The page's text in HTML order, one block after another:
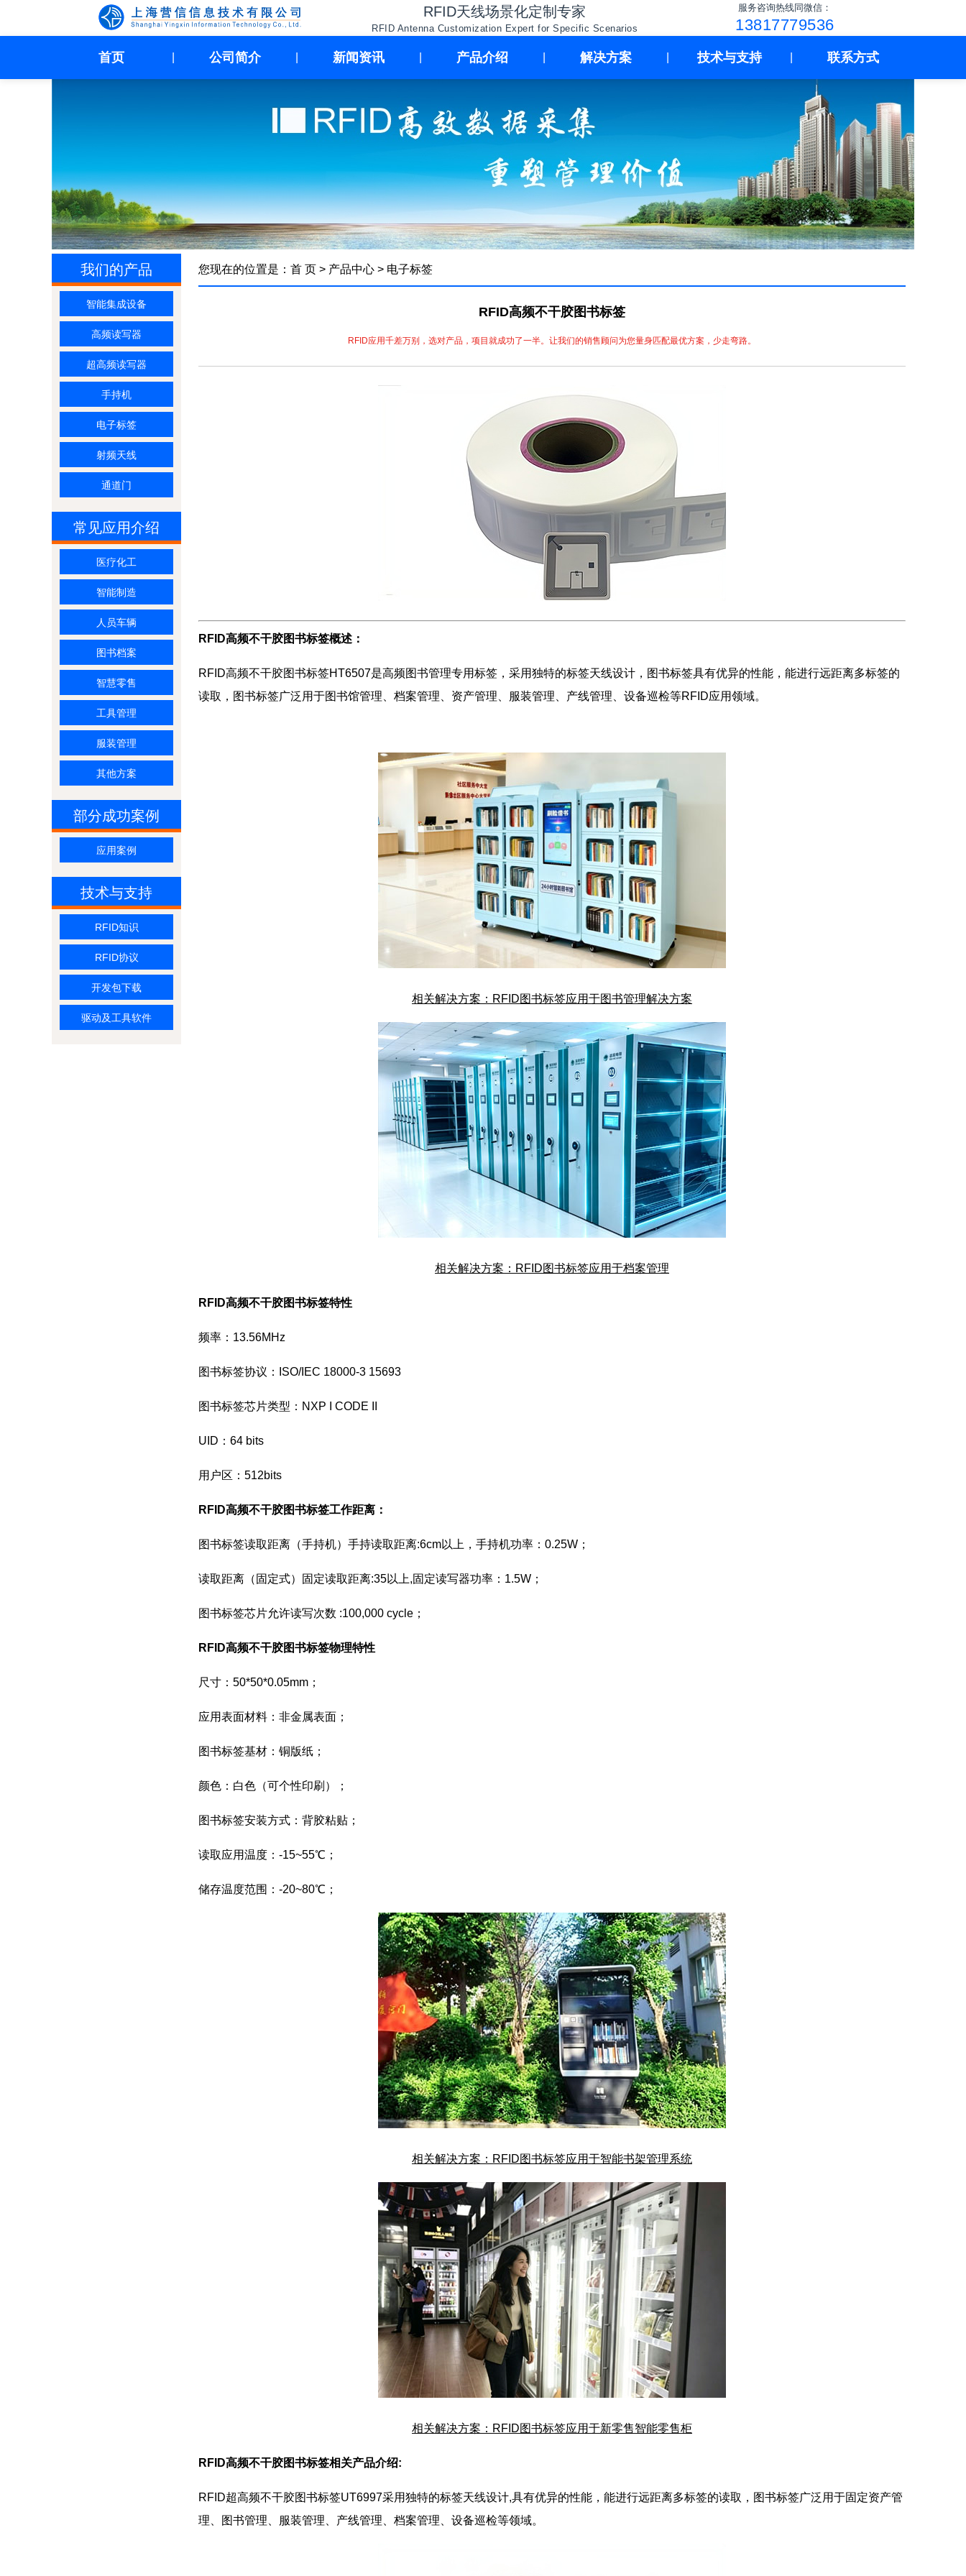
RFID天线场景化定制专家
RFID Antenna Customization Expert for Specific Scenarios
服务咨询热线同微信：
13817779536
首页 公司简介 新闻资讯 产品介绍 解决方案 技术与支持 联系方式
我们的产品
智能集成设备
高频读写器
超高频读写器
手持机
电子标签
射频天线
通道门
常见应用介绍
医疗化工
智能制造
人员车辆
图书档案
智慧零售
工具管理
服装管理
其他方案
部分成功案例
应用案例
技术与支持
RFID知识
RFID协议
开发包下载
驱动及工具软件
您现在的位置是： 首 页 > 产品中心 > 电子标签
RFID高频不干胶图书标签
RFID应用千差万别，选对产品，项目就成功了一半。让我们的销售顾问为您量身匹配最优方案，少走弯路。
RFID高频不干胶图书标签概述：
RFID高频不干胶图书标签HT6507是高频图书管理专用标签，采用独特的标签天线设计， 图书标签具有优异的性能，能进行远距离多标签的
读取， 图书标签广泛用于图书馆管理、 档案管理 、资产管理、服装管理、产线管理、设备巡检等RFID应用领域。
相关解决方案：RFID图书标签应用于图书管理解决方案
相关解决方案：RFID图书标签应用于档案管理
RFID高频不干胶图书标签特性
频率：13.56MHz
图书标签协议：ISO/IEC 18000-3 15693
图书标签芯片类型：NXP I CODE II
UID：64 bits
用户区：512bits
RFID高频不干胶图书标签工作距离：
图书标签读取距离（手持机）手持读取距离:6cm以上，手持机功率：0.25W；
读取距离（固定式）固定读取距离:35以上,固定读写器功率：1.5W；
图书标签芯片允许读写次数 :100,000 cycle；
RFID高频不干胶图书标签物理特性
尺寸：50*50*0.05mm；
应用表面材料：非金属表面；
图书标签基材：铜版纸；
颜色：白色（可个性印刷）；
图书标签安装方式：背胶粘贴；
读取应用温度：-15~55℃；
储存温度范围：-20~80℃；
相关解决方案：RFID图书标签应用于智能书架管理系统
相关解决方案：RFID图书标签应用于新零售智能零售柜
RFID高频不干胶图书标签相关产品介绍:
RFID超高频不干胶图书标签UT6997采用独特的标签天线设计,具有优异的性能，能进行远距离多标签的读取， 图书标签广泛用于固定资产管
理、
图书管理 、服装管理、产线管理、 档案管理 、设备巡检等领域。